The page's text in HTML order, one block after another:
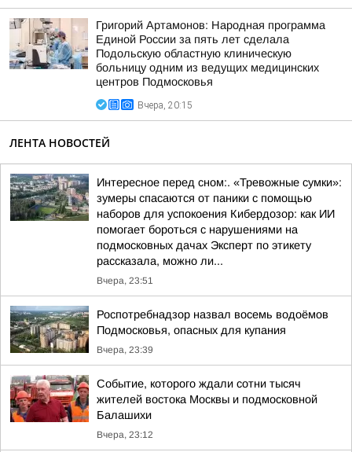
Григорий Артамонов: Народная программа
Единой России за пять лет сделала
Подольскую областную клиническую
больницу одним из ведущих медицинских
центров Подмосковья
Вчера, 20:15
ЛЕНТА НОВОСТЕЙ
Интересное перед сном:. «Тревожные сумки»:
зумеры спасаются от паники с помощью
наборов для успокоения Кибердозор: как ИИ
помогает бороться с нарушениями на
подмосковных дачах Эксперт по этикету
рассказала, можно ли...
Вчера, 23:51
Роспотребнадзор назвал восемь водоёмов
Подмосковья, опасных для купания
Вчера, 23:39
Событие, которого ждали сотни тысяч
жителей востока Москвы и подмосковной
Балашихи
Вчера, 23:12